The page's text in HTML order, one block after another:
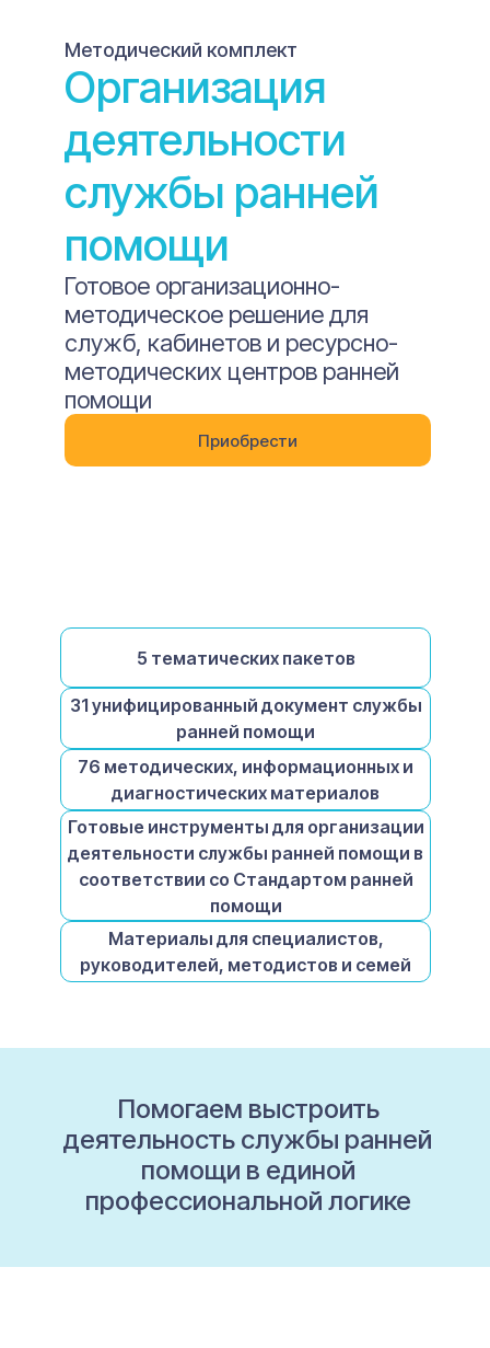
Методический комплект
Организация
деятельности
службы ранней
помощи
Готовое организационно-
методическое решение для
служб, кабинетов и ресурсно-
методических центров ранней
помощи
Приобрести
5 тематических пакетов
31 унифицированный документ службы
ранней помощи
76 методических, информационных и
диагностических материалов
Готовые инструменты для организации
деятельности службы ранней помощи в
соответствии со Стандартом ранней
помощи
Материалы для специалистов,
руководителей, методистов и семей
Помогаем выстроить
деятельность службы ранней
помощи в единой
профессиональной логике